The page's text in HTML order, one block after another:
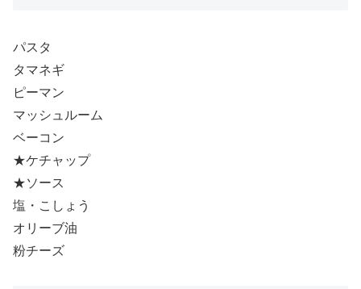
パスタ
タマネギ
ピーマン
マッシュルーム
ベーコン
★ケチャップ
★ソース
塩・こしょう
オリーブ油
粉チーズ